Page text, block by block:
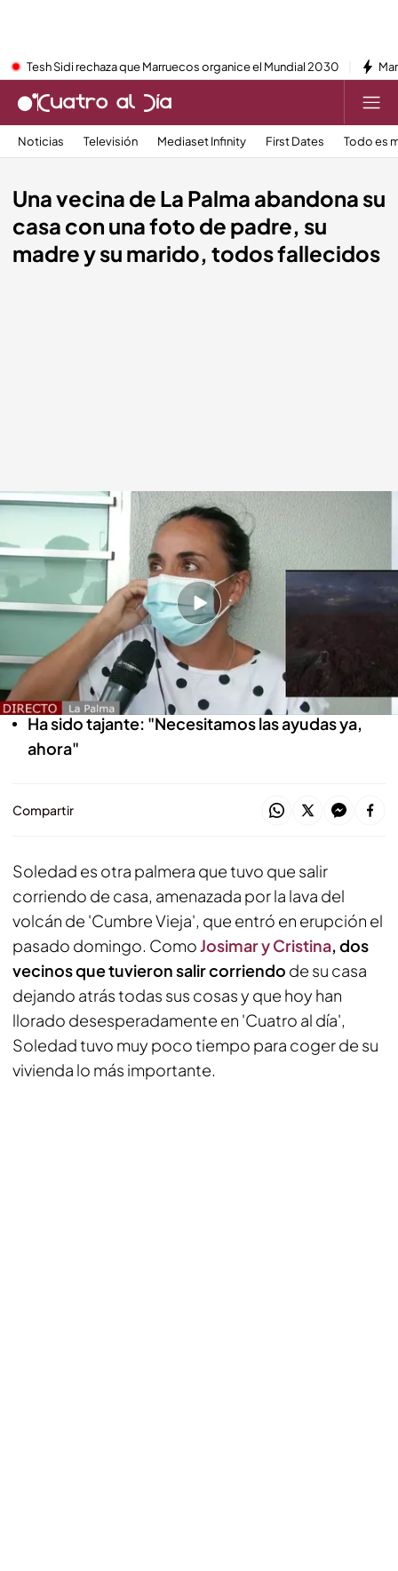
Tesh Sidi rechaza que Marruecos organice el Mundial 2030
Noticias Televisión Mediaset Infinity First Dates Todo es
Una vecina de La Palma abandona su
casa con una foto de padre, su
madre y su marido, todos fallecidos
Vídeo de la entrevista a Soledad.
Cuatro al día
22 SEP 2021 - 19:22h.
Soledad todavía no sabe si su casa sigue en pie
Ella preferió salvaguardar sus objetos
personas
Ha sido tajante: "Necesitamos las ayudas ya,
ahora"
Compartir
Soledad es otra palmera que tuvo que salir
corriendo de casa, amenazada por la lava del
volcán de 'Cumbre Vieja', que entró en erupción el
pasado domingo. ComoJosimar y Cristina, dos
vecinos que tuvieron salir corriendo de su casa
dejando atrás todas sus cosas y que hoy han
llorado desesperadamente en 'Cuatro al día',
Soledad tuvo muy poco tiempo para coger de su
vivienda lo más importante.